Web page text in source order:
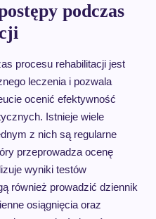
podczas
procesu rehabilitacji jest
leczenia i pozwala
ocenić efektywność
Istnieje wiele
z nich są regularne
przeprowadza ocenę
wyniki testów
również prowadzić dziennik
osiągnięcia oraz